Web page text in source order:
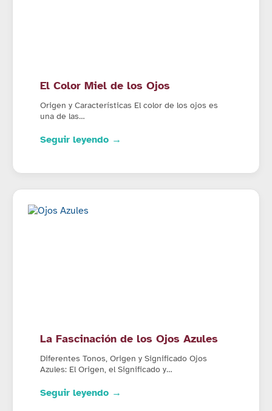
El Color Miel de los Ojos
Origen y Características El color de los ojos es
una de las…
Seguir leyendo →
La Fascinación de los Ojos Azules
Diferentes Tonos, Origen y Significado Ojos
Azules: El Origen, el Significado y…
Seguir leyendo →